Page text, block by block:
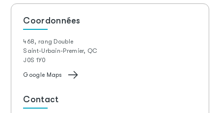
Coordonnées
468, rang Double
Saint-Urbain-Premier, QC
J0S 1Y0
Google Maps
Contact